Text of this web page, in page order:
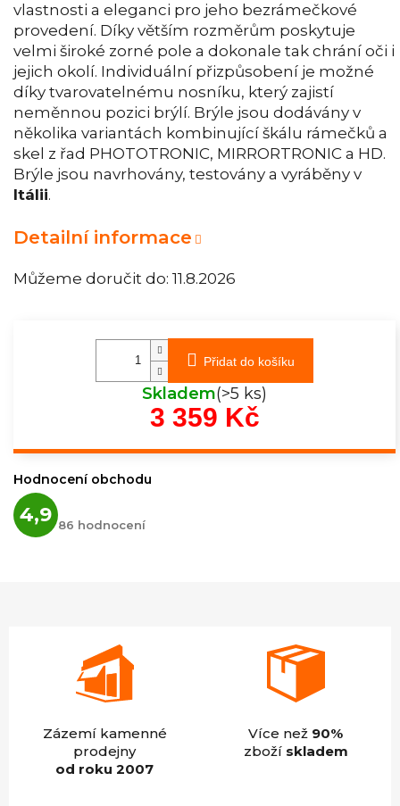
Můžeme doručit do: 11.8.2026
vlastnosti a eleganci pro jeho bezrámečkové
provedení. Díky větším rozměrům poskytuje
velmi široké zorné pole a dokonale tak chrání oči i
jejich okolí. Individuální přizpůsobení je možné
díky tvarovatelnému nosníku, který zajistí
neměnnou pozici brýlí. Brýle jsou dodávány v
několika variantách kombinující škálu rámečků a
skel z řad PHOTOTRONIC, MIRRORTRONIC a HD.
Brýle jsou navrhovány, testovány a vyráběny v
Itálii.
Detailní informace
Přidat do košíku
Skladem(>5 ks)
3 359 KčMěrná
Hodnocení obchodu
4,9 hodnocení
obchodu
86 hodnocení
Zázemí kamenné
prodejny
od roku 2007
Více než 90%
zboží skladem